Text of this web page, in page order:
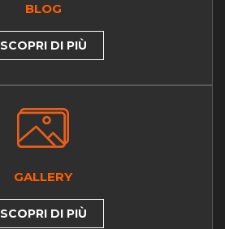
BLOG
SCOPRI DI PIÙ
GALLERY
SCOPRI DI PIÙ